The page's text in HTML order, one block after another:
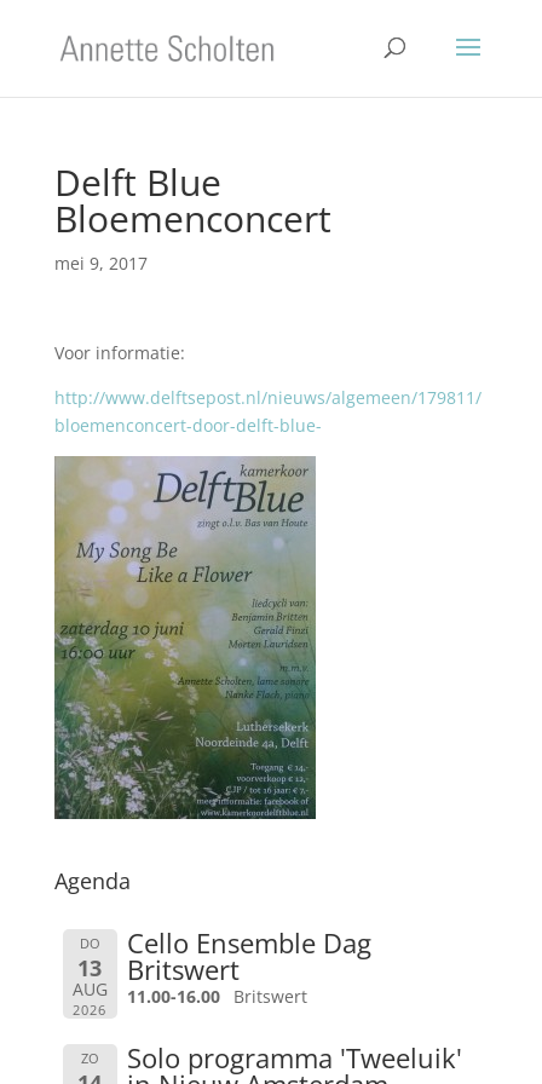
Delft Blue
Bloemenconcert
mei 9, 2017
Voor informatie:
http://www.delftsepost.nl/nieuws/algemeen/179811/
bloemenconcert-door-delft-blue-
Agenda
DO
13
AUG
2026
Cello Ensemble Dag
Britswert
11.00-16.00 Britswert
ZO Solo programma 'Tweeluik'